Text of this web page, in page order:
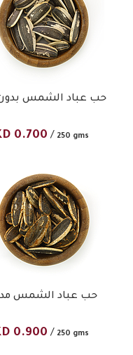
حب عباد الشمس
0.700 / 250 gms
حب عباد الشمس
0.900 / 250 gms